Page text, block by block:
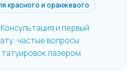
красного и оранжевого
Консультация и первый
частые вопросы ·
лазером